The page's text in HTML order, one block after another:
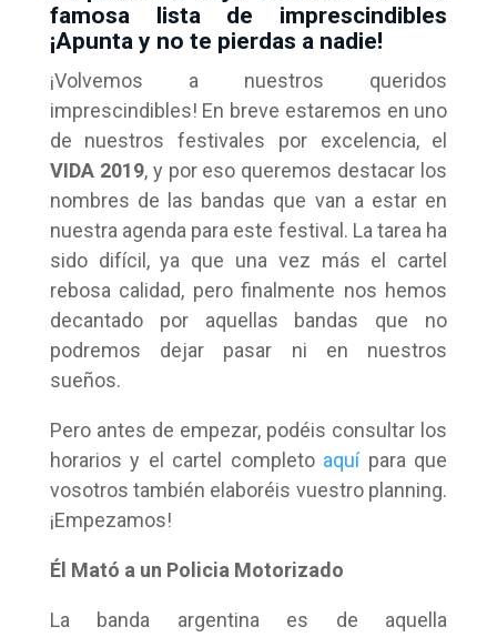
famosa lista de imprescindibles
¡Apunta y no te pierdas a nadie!
¡Volvemos a nuestros queridos
imprescindibles! En breve estaremos en uno
de nuestros festivales por excelencia, el
VIDA 2019, y por eso queremos destacar los
nombres de las bandas que van a estar en
nuestra agenda para este festival. La tarea ha
sido difícil, ya que una vez más el cartel
rebosa calidad, pero finalmente nos hemos
decantado por aquellas bandas que no
podremos dejar pasar ni en nuestros
sueños.
Pero antes de empezar, podéis consultar los
horarios y el cartel completo aquípara que
vosotros también elaboréis vuestro planning.
¡Empezamos!
Él Mató a un Policia Motorizado
La banda argentina es de aquella